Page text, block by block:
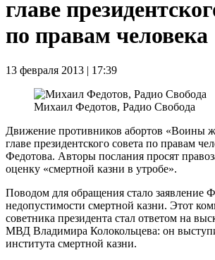
главе
по правам человека
13 февраля 2013 | 17:39
Михаил Федотов, Радио Свобода
Движение противников абортов «Воины
главе президентского совета по правам
Федотова. Авторы послания просят
оценку «смертной казни в утробе».
Поводом для обращения стало заявление
недопустимости смертной казни. Этот
советника президента стал ответом на
МВД Владимира Колокольцева: он
института смертной казни.